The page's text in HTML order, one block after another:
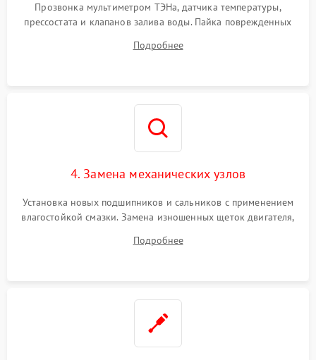
Прозвонка мультиметром ТЭНа, датчика температуры,
прессостата и клапанов залива воды. Пайка поврежденных
Восстановление целостности проводки и контактов.
Подробнее
4. Замена механических узлов
Установка новых подшипников и сальников с применением
влагостойкой смазки. Замена изношенных щеток двигателя,
или поврежденной резиновой манжеты.
Подробнее